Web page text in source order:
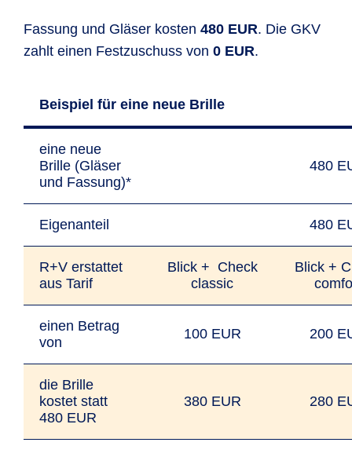
Fassung und Gläser kosten 480 EUR. Die GKV
zahlt einen Festzuschuss von 0 EUR.
Beispiel für eine neue Brille
eine neue
Brille (Gläser
und Fassung)*
480
Eigenanteil 480
R+V erstattet
aus Tarif
Blick + Check
classic
Blick +
einen Betrag
von
100 EUR 200
die Brille
kostet statt
480 EUR
380 EUR 280